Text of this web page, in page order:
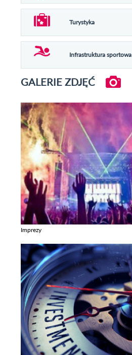
Turystyka
Infrastruktura sportowa
GALERIE ZDJĘĆ
Imprezy